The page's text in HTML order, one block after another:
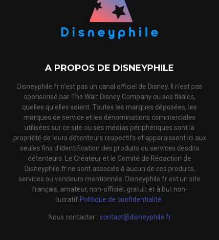
A PROPOS DE DISNEYPHILE
Disneyphile.fr n'est pas un canal officiel de Disney. Il n'est pas
sponsorisé par The Walt Disney Company ou ses filiales,
quelles qu'elles soient. Toutes les marques déposées, les
marques de service et les dénominations commerciales
utilisées sur ce site ou ses médias périphériques sont la
propriété de leurs détenteurs respectifs et apparaissent ici aux
seules fins d'identification des produits ou services desdits
détenteurs. Le Créateur et le Comité de Rédaction de
Disneyphile.fr ne sont associés à aucun de ces produits,
services ou vendeurs mentionnés. Disneyphile.fr est un site
français, amateur, non-officiel, gratuit et à but non-
lucratif.Politique de confidentialité.
Nous contacter : contact@disneyphile.fr